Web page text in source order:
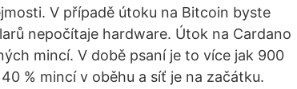
V případě útoku na Bitcoin byste
nepočítaje hardware. Útok na Cardano
mincí. V době psaní je to více jak 900
% mincí v oběhu a síť je na začátku.